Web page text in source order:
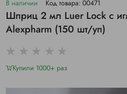
В наличии Код товара: 00471
Шприц 2 мл Luer Lock с
Alexpharm (150 шт/уп)
Купили 1000+ раз